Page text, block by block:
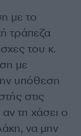
με το
τράπεζα
του κ.
με
υπόθεση
στις
τη χάσει ο
να μην